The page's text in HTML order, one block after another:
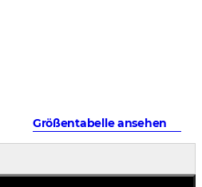
Größentabelle ansehen